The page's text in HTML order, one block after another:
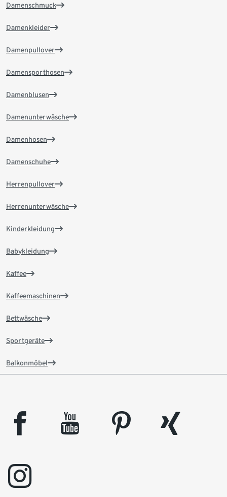
Damenschmuck
Damenkleider
Damenpullover
Damensporthosen
Damenblusen
Damenunterwäsche
Damenhosen
Damenschuhe
Herrenpullover
Herrenunterwäsche
Kinderkleidung
Babykleidung
Kaffee
Kaffeemaschinen
Bettwäsche
Sportgeräte
Balkonmöbel
facebook youtube pinterest
xing
instagram